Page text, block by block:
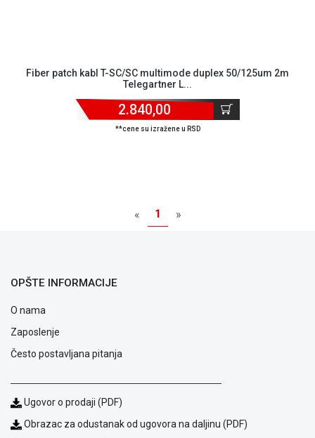
Blog
Politika
Politika
kolačićima
Provera
OUTLET
Kontakt
WEB
KREDIT
Fiber patch kabl T-SC/SC multimode duplex 50/125um 2m
Telegartner L...
2.840,00
**cene su izražene u RSD
« 1 »
OPŠTE INFORMACIJE
O nama
Zaposlenje
Često postavljana pitanja
Ugovor o prodaji (PDF)
Obrazac za odustanak od ugovora na daljinu (PDF)